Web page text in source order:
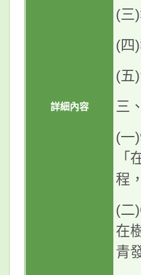
詳細內容
(三
(四
(五
三
(一
程
(二
在
青